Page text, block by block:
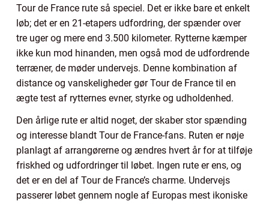
Tour de France rute så speciel. Det er ikke bare et enkelt
løb; det er en 21-etapers udfordring, der spænder over
tre uger og mere end 3.500 kilometer. Rytterne kæmper
ikke kun mod hinanden, men også mod de udfordrende
terræner, de møder undervejs. Denne kombination af
distance og vanskeligheder gør Tour de France til en
ægte test af rytternes evner, styrke og udholdenhed.
Den årlige rute er altid noget, der skaber stor spænding
og interesse blandt Tour de France-fans. Ruten er nøje
planlagt af arrangørerne og ændres hvert år for at tilføje
friskhed og udfordringer til løbet. Ingen rute er ens, og
det er en del af Tour de France’s charme. Undervejs
passerer løbet gennem nogle af Europas mest ikoniske